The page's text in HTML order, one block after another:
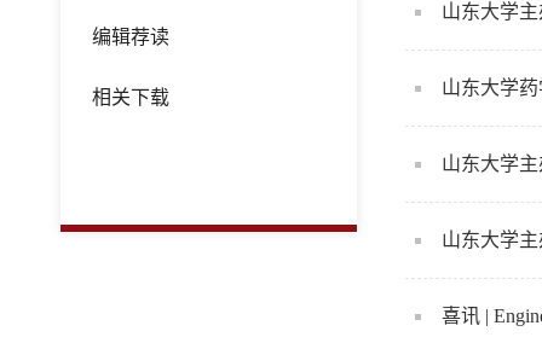
编辑荐读
相关下载
山东大学
山东大学药
山东大学主
山东大学主
喜讯 |